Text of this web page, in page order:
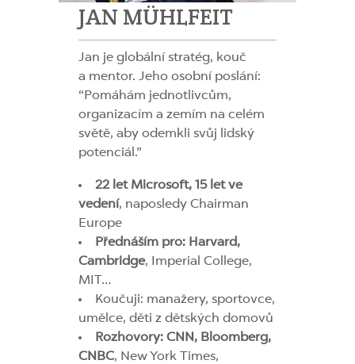
JAN MÜHLFEIT
Jan je globální stratég, kouč
a mentor. Jeho osobní poslání:
“Pomáhám jednotlivcům,
organizacím a zemím na celém
světě, aby odemkli svůj lidský
potenciál.”
22 let Microsoft, 15 let ve
vedení, naposledy Chairman
Europe
Přednáším pro: Harvard,
Cambridge, Imperial College,
MIT…
Koučuji: manažery, sportovce,
umělce, děti z dětských domovů
Rozhovory: CNN, Bloomberg,
CNBC, New York Times,